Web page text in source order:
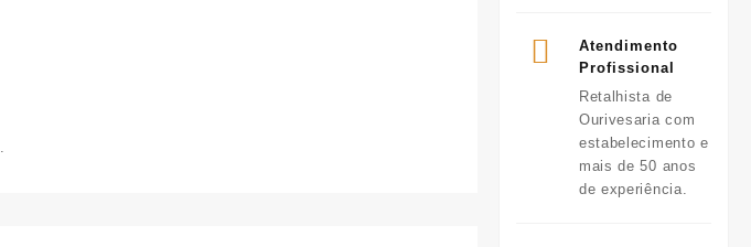
Atendimento
Profissional
Retalhista de
Ourivesaria com
estabelecimento e
mais de 50 anos
de experiência.